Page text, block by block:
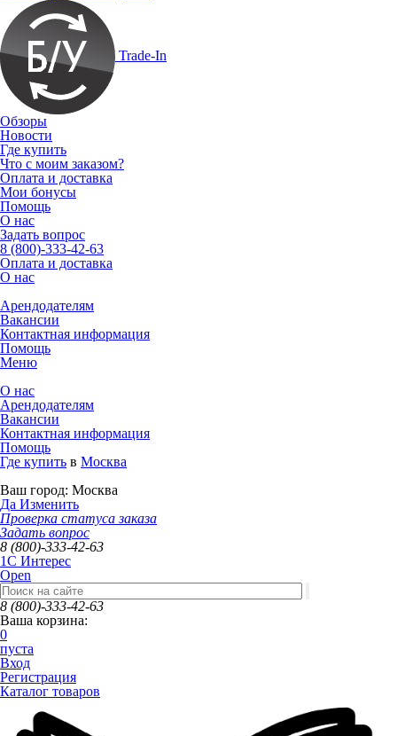
Trade-In
Обзоры
Новости
Где купить
Что с моим заказом?
Оплата и доставка
Мои бонусы
Помощь
О нас
Задать вопрос
8 (800)-333-42-63
Оплата и доставка
О нас
Арендодателям
Вакансии
Контактная информация
Помощь
Меню
О нас
Арендодателям
Вакансии
Контактная информация
Помощь
Где купить в Москва
Ваш город: Москва
Да Изменить
Проверка статуса заказа
Задать вопрос
8 (800)-333-42-63
1C Интерес
Open
8 (800)-333-42-63
Ваша корзина:
0
пуста
Вход
Регистрация
Каталог товаров